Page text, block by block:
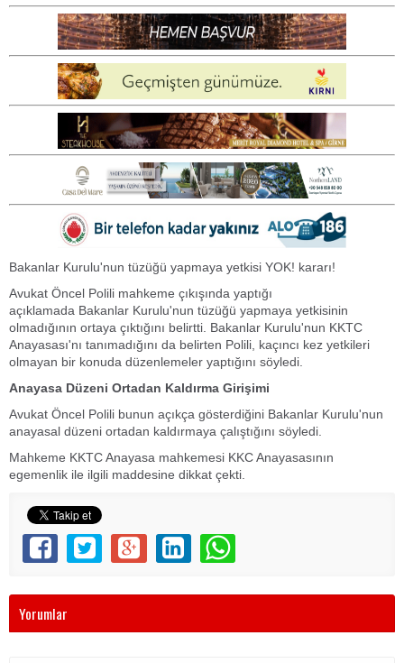
Bakanlar Kurulu'nun tüzüğü yapmaya yetkisi YOK! kararı!
Avukat Öncel Polili mahkeme çıkışında yaptığı
açıklamada Bakanlar Kurulu'nun tüzüğü yapmaya yetkisinin
olmadığının ortaya çıktığını belirtti. Bakanlar Kurulu'nun KKTC
Anayasası'nı tanımadığını da belirten Polili, kaçıncı kez yetkileri
olmayan bir konuda düzenlemeler yaptığını söyledi.
Anayasa Düzeni Ortadan Kaldırma Girişimi
Avukat Öncel Polili bunun açıkça gösterdiğini Bakanlar Kurulu'nun
anayasal düzeni ortadan kaldırmaya çalıştığını söyledi.
Mahkeme KKTC Anayasa mahkemesi KKC Anayasasının
egemenlik ile ilgili maddesine dikkat çekti.
Yorumlar